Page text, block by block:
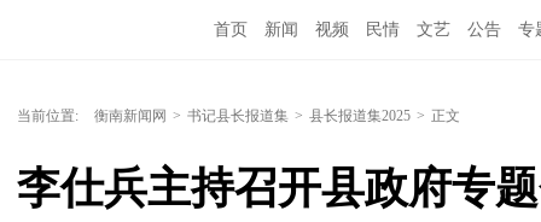
首页 新闻 视频 民情 文艺 公告 专
当前位置: 衡南新闻网 > 书记县长报道集 > 县长报道集2025 > 正文
李仕兵主持召开县政府专